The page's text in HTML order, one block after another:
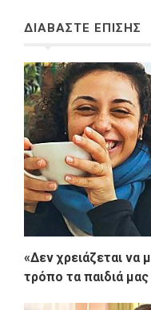
ΔΙΑΒΑΣΤΕ ΕΠΙΣΗΣ
«Δεν χρειάζεται να
τρόπο τα παιδιά μας